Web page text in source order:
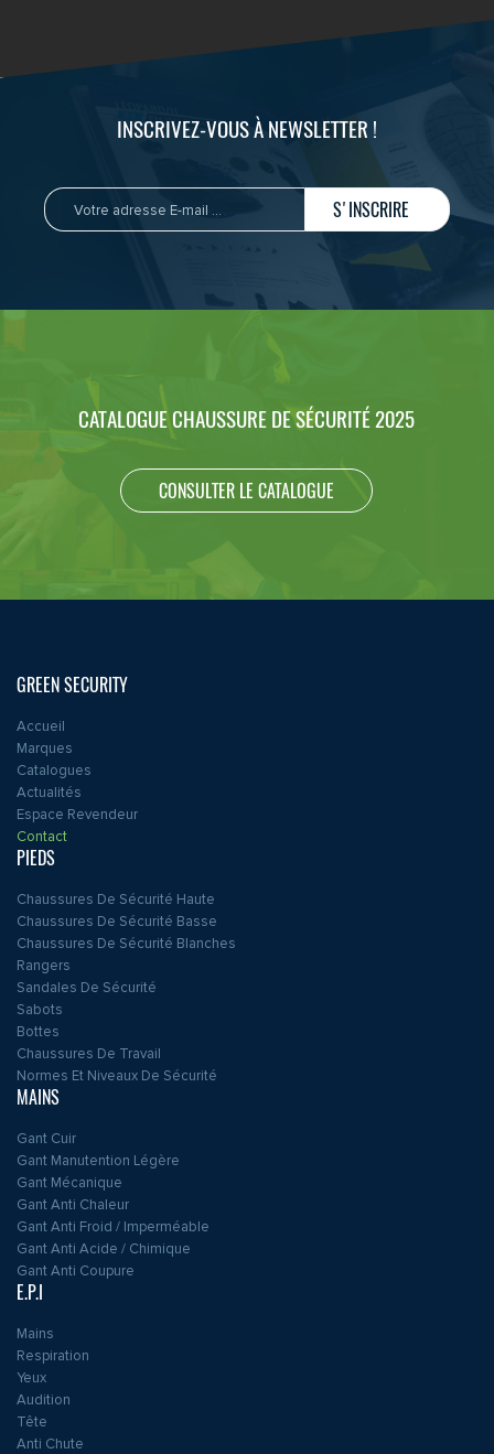
INSCRIVEZ-VOUS À NEWSLETTER !
S'INSCRIRE
CATALOGUE CHAUSSURE DE SÉCURITÉ 2025
CONSULTER LE CATALOGUE
GREEN SECURITY
Accueil
Marques
Catalogues
Actualités
Espace Revendeur
Contact
PIEDS
Chaussures De Sécurité Haute
Chaussures De Sécurité Basse
Chaussures De Sécurité Blanches
Rangers
Sandales De Sécurité
Sabots
Bottes
Chaussures De Travail
Normes Et Niveaux De Sécurité
MAINS
Gant Cuir
Gant Manutention Légère
Gant Mécanique
Gant Anti Chaleur
Gant Anti Froid / Imperméable
Gant Anti Acide / Chimique
Gant Anti Coupure
E.P.I
Mains
Respiration
Yeux
Audition
Tête
Anti Chute